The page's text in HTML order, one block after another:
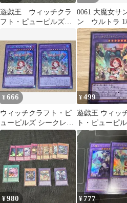
遊戯王 ウィッチクラ
フト・ピューピルズ
0061 大魔女サ
ン ウルトラ 1
ィッチクラフ
ーピルズ ウ
枚、計2枚
¥666
ウィッチクラフト・ピ
ューピルズ シークレッ
ト ウルトラ 遊戯王
¥499
遊戯王 ウィッ
ト・ピューピ
¥980 ¥777